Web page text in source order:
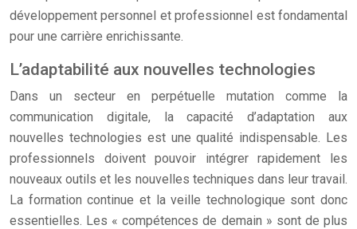
développement personnel et professionnel est fondamental
pour une carrière enrichissante.
L’adaptabilité aux nouvelles technologies
Dans un secteur en perpétuelle mutation comme la
communication digitale, la capacité d’adaptation aux
nouvelles technologies est une qualité indispensable. Les
professionnels doivent pouvoir intégrer rapidement les
nouveaux outils et les nouvelles techniques dans leur travail.
La formation continue et la veille technologique sont donc
essentielles. Les « compétences de demain » sont de plus